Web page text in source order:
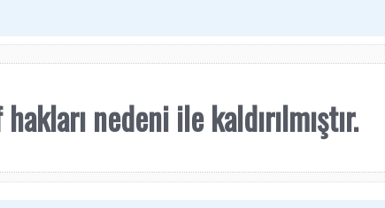
nedeni ile kaldırılmıştır.